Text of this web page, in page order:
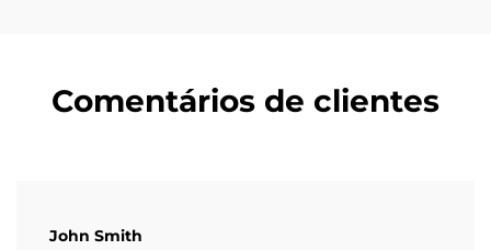
Comentários de clientes
John Smith